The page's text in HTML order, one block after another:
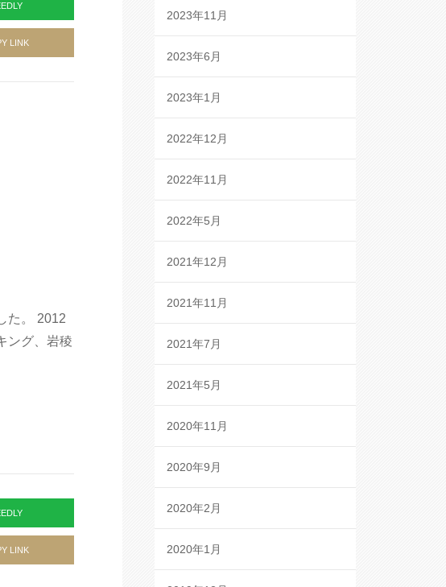
LINK
た。 2012
ング、岩稜
LINK
2023年11月
2023年6月
2023年1月
2022年12月
2022年11月
2022年5月
2021年12月
2021年11月
2021年7月
2021年5月
2020年11月
2020年9月
2020年2月
2020年1月